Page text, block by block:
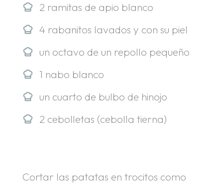
2 ramitas de apio blanco
4 rabanitos lavados y con su piel
un octavo de un repollo pequeño
1 nabo blanco
un cuarto de bulbo de hinojo
2 cebolletas (cebolla tierna)
Cortar las patatas en trocitos como